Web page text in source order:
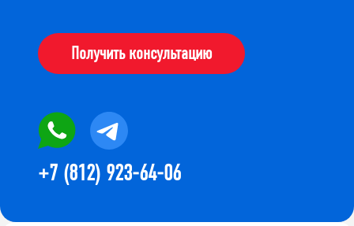
Получить консультацию
+7 (812) 923-64-06